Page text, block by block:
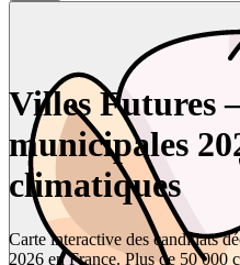
Villes Futures
municipales
climatiques
Carte interactive des candidats
2026 en France. Plus de 50 000